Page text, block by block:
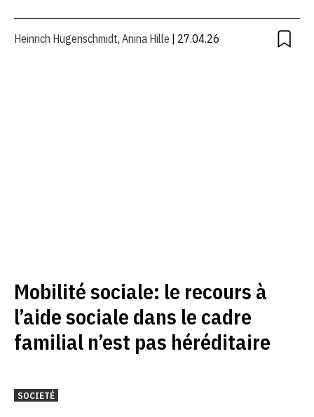
Heinrich Hugenschmidt, Anina Hille | 27.04.26
Mobilité sociale: le recours à
l’aide sociale dans le cadre
familial n’est pas héréditaire
SOCIETÉ